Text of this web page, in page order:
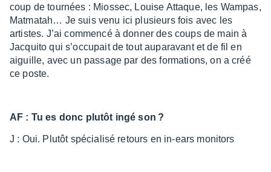
coup de tour­nées : Mios­sec, Louise Attaque, les Wampas,
Matma­tah… Je suis venu ici plusieurs fois avec les
artistes. J’ai commencé à donner des coups de main à
Jacquito qui s’oc­cu­pait de tout aupa­ra­vant et de fil en
aiguille, avec un passage par des forma­tions, on a créé
ce poste.
AF : Tu es donc plutôt ingé son ?
J : Oui. Plutôt spécia­lisé retours en in-ears moni­tors